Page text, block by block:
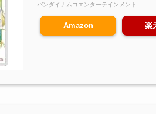
バンダイナムコエンターテインメント
Amazon 楽